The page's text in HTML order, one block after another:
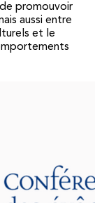
promouvoir
aussi entre
et le